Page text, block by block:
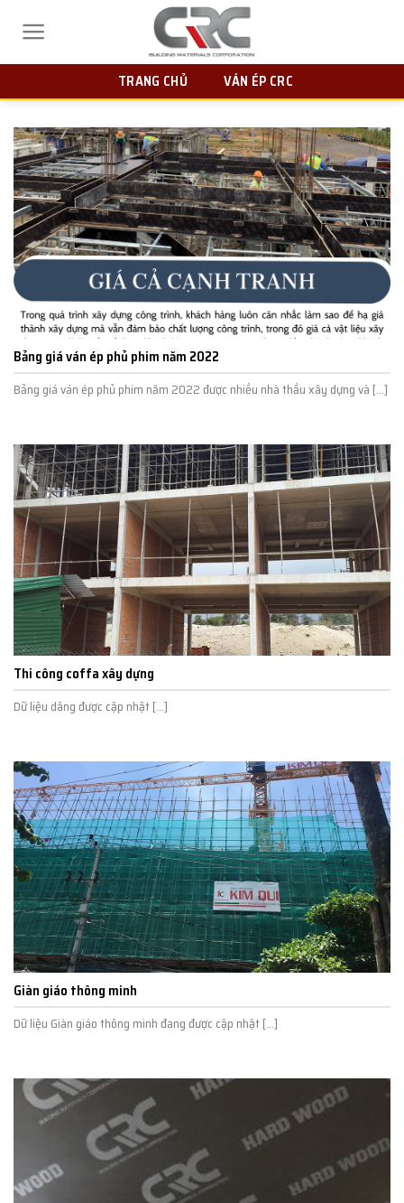
TRANG CHỦ VÁN ÉP CRC
Bảng giá ván ép phủ phim năm 2022
Bảng giá ván ép phủ phim năm 2022 được nhiều nhà thầu xây dựng và [...]
Thi công coffa xây dựng
Dữ liệu dâng được cập nhật [...]
Giàn giáo thông minh
Dữ liệu Giàn giáo thông minh đang được cập nhật [...]